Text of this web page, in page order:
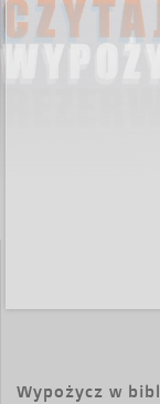
Wypożycz w